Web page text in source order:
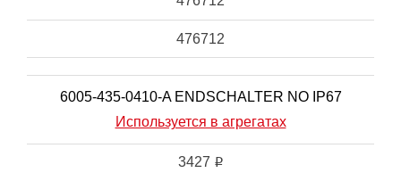
476712
6005-435-0410-A ENDSCHALTER NO IP67
Используется в агрегатах
3427 i